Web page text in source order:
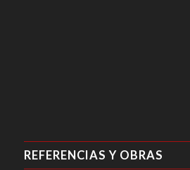
REFERENCIAS Y OBRAS